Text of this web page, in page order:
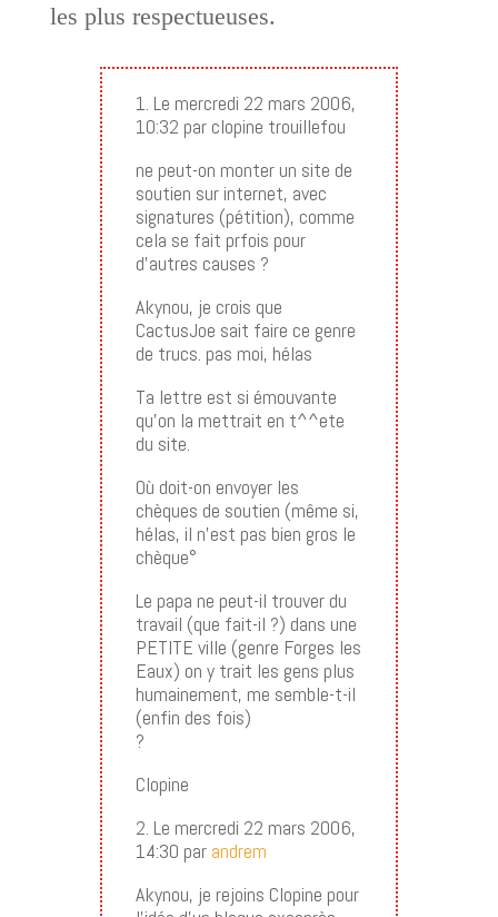
les plus respectueuses.
1. Le mercredi 22 mars 2006,
10:32 par clopine trouillefou
ne peut-on monter un site de
soutien sur internet, avec
signatures (pétition), comme
cela se fait prfois pour
d’autres causes ?
Akynou, je crois que
CactusJoe sait faire ce genre
de trucs. pas moi, hélas
Ta lettre est si émouvante
qu’on la mettrait en t^^ete
du site.
Où doit-on envoyer les
chèques de soutien (même si,
hélas, il n’est pas bien gros le
chèque°
Le papa ne peut-il trouver du
travail (que fait-il ?) dans une
PETITE ville (genre Forges les
Eaux) on y trait les gens plus
humainement, me semble-t-il
(enfin des fois)
?
Clopine
2. Le mercredi 22 mars 2006,
14:30 par andrem
Akynou, je rejoins Clopine pour